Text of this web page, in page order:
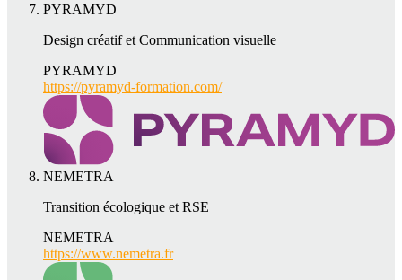
PYRAMYD
Design créatif et Communication visuelle
PYRAMYD
https://pyramyd-formation.com/
NEMETRA
Transition écologique et RSE
NEMETRA
https://www.nemetra.fr